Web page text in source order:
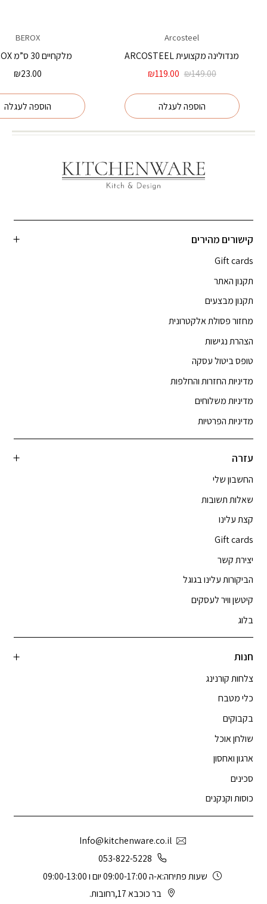
Arcosteel
מנדולינה מקצועית ARCOSTEEL
₪149.00
המחיר
היה:
₪149.00.
₪119.00
הוא:
₪119.00.
הוספה לעגלה
BEROX
מלקחיים 30 ס”מ BEROX
₪23.00
הוספה לעגלה
קישורים מהירים
Gift cards
תקנון האתר
תקנון מבצעים
מחזור פסולת אלקטרונית
הצהרת נגישות
טופס ביטול עסקה
מדיניות החזרות והחלפות
מדיניות משלוחים
מדיניות הפרטיות
עזרה
החשבון שלי
שאלות תשובות
קצת עלינו
Gift cards
יצירת קשר
הביקורות עלינו בגוגל
קיטשן וויר לעסקים
בלוג
חנות
צלחות קורנינג
כלי מטבח
בקבוקים
שולחן אוכל
ארגון ואחסון
סכינים
כוסות וקנקנים
Info@kitchenware.co.il
053-822-5228
שעות פתיחה:א-ה 09:00-17:00 יום ו 09:00-13:00
בר כוכבא 17,רחובות.